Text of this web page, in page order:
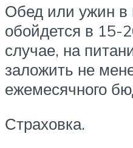
Обед или ужин в
обойдется в 15-
случае, на
заложить не
ежемесячного
Страховка.